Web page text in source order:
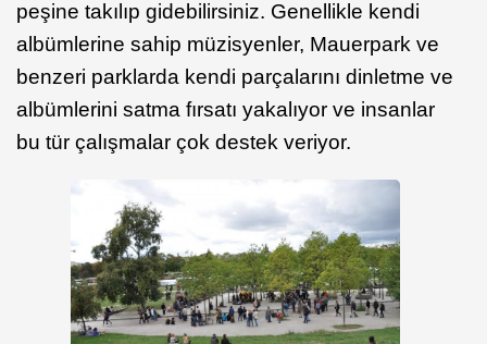
peşine takılıp gidebilirsiniz. Genellikle kendi
albümlerine sahip müzisyenler, Mauerpark ve
benzeri parklarda kendi parçalarını dinletme ve
albümlerini satma fırsatı yakalıyor ve insanlar
bu tür çalışmalar çok destek veriyor.